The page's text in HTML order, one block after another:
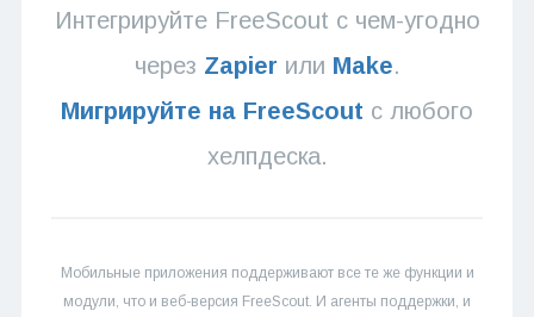
Интегрируйте FreeScout с чем-угодно
через Zapier или Make.
Мигрируйте на FreeScout с любого
хелпдеска.
Мобильные приложения поддерживают все те же функции и
модули, что и веб-версия FreeScout. И агенты поддержки, и